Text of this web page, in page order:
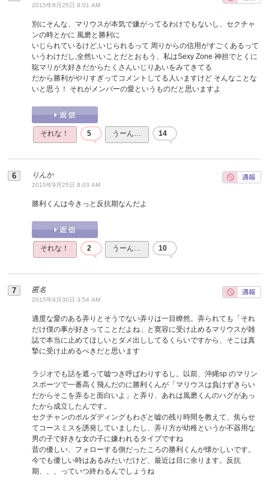
2015年9月25日 8:01 AM
別にそんな、マリウスが本気で嫌がってるわけでもないし、セクチャ
ンの時とかに 風磨と勝利に
いじられているけど,いじられるって 周りからの信用がすごくあるって
いうわけだし,全然いいことだとおもう、私はSexy Zone 神担でとくに
聡マリが大好きだからたくさんいじりあいをみてきてる
だから勝利がやりすぎってコメントしてる人いますけど そんなことな
いと思う！ それがメンバーの愛というものだと思いますよ
それな！ 5 うーん… 14
りんか
2015年9月25日 8:03 AM
勝利くんは今きっと反抗期なんだよ
それな！ 2 うーん… 10
匿名
2015年9月30日 3:54 AM
適度な愛のある弄りとそうでない弄りは一目瞭然。弄られても「それ
だけ僕の事が好きってことだよね」と寛容に受け止めるマリウスが雑
誌で本当に止めてほしいとダメ出ししてるくらいですから、そこは真
摯に受け止めるべきだと思います
ラジオでも話を遮って嘘つき呼ばわりするし。以前、沖縄sp のマリン
スポーツで一番高く飛んだのに勝利くんが「マリウスは負けずきらい
だからそこを弄ると面白いよ」と弄り、あれは風磨くんのハグがあっ
たから成立したんです。
セクチャンのボルダディングもわざと嘘の残り時間を教えて、焦らせ
てコースミスを誘発していましたし、弄り方が幼稚というか不器用な
男の子で好きな女の子に嫌われるタイプですね
昔の優しい、フォローする側だったころの勝利くんが懐かしいです。
今でも優しい時はあるみたいだけど、最近は目に余ります。反抗
期、、、っていつ終わるんでしょうね